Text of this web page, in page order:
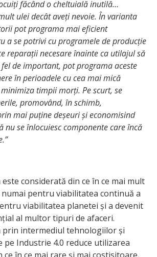
făcând o cheltuială inutilă…
ulei decât aveți nevoie. În varianta
pot programa mai eficient
a se potrivi cu programele de producție
reparații necesare înainte ca utilajul să
fel de important, pot programa aceste
în perioadele cu cea mai mică
timpii morți. Pe scurt, se
promovând, în schimb,
mai puține deșeuri și economisind
nu se înlocuiesc componente care încă
considerată din ce în ce mai mult
pentru viabilitatea continuă a
viabilitatea planetei și a devenit
al multor tipuri de afaceri.
prin intermediul tehnologiilor și
pe Industrie 4.0 reduce utilizarea